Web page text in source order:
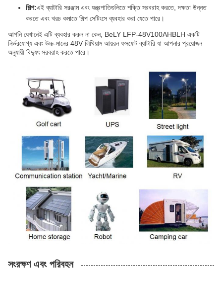
শিল্প:এই ব্যাটারি সরঞ্জাম এবং যন্ত্রপাতিগুলিতে শক্তি সরবরাহ করতে, দক্ষতা উন্নত
করতে এবং খরচ কমাতে শিল্প সেটিংসে ব্যবহার করা যেতে পারে।
আপনি যেখানেই এটি ব্যবহার করুন না কেন, BeLY LFP-48V100AHBLH একটি
নির্ভরযোগ্য এবং উচ্চ-মানের 48V লিথিয়াম আয়রন ফসফেট ব্যাটারি যা আপনার প্রয়োজন
অনুযায়ী বিদ্যুৎ সরবরাহ করতে পারে।
সংরক্ষণ এবং পরিবহন